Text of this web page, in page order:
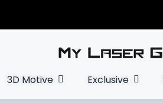
3D Motive Exclusive